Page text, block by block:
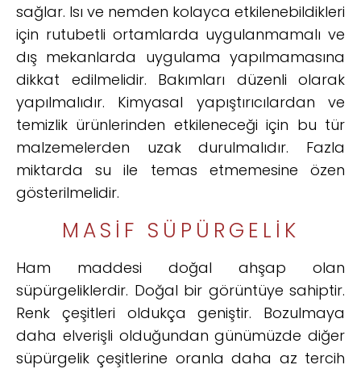
sağlar. Isı ve nemden kolayca etkilenebildikleri
için rutubetli ortamlarda uygulanmamalı ve
dış mekanlarda uygulama yapılmamasına
dikkat edilmelidir. Bakımları düzenli olarak
yapılmalıdır. Kimyasal yapıştırıcılardan ve
temizlik ürünlerinden etkileneceği için bu tür
malzemelerden uzak durulmalıdır. Fazla
miktarda su ile temas etmemesine özen
gösterilmelidir.
MASIF SÜPÜRGELIK
Ham maddesi doğal ahşap olan
süpürgeliklerdir. Doğal bir görüntüye sahiptir.
Renk çeşitleri oldukça geniştir. Bozulmaya
daha elverişli olduğundan günümüzde diğer
süpürgelik çeşitlerine oranla daha az tercih